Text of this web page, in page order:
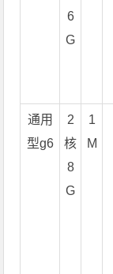
6
G
通用
型g6
2
核
8
G
1
M